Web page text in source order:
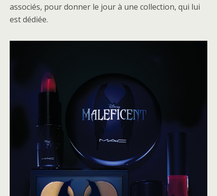
associés, pour donner le jour à une collection, qui lui
est dédiée.